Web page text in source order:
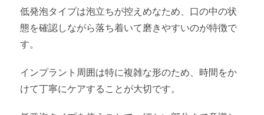
低発泡タイプは泡立ちが控えめなため、口の中の状
態を確認しながら落ち着いて磨きやすいのが特徴で
す。
インプラント周囲は特に複雑な形のため、時間をか
けて丁寧にケアすることが大切です。